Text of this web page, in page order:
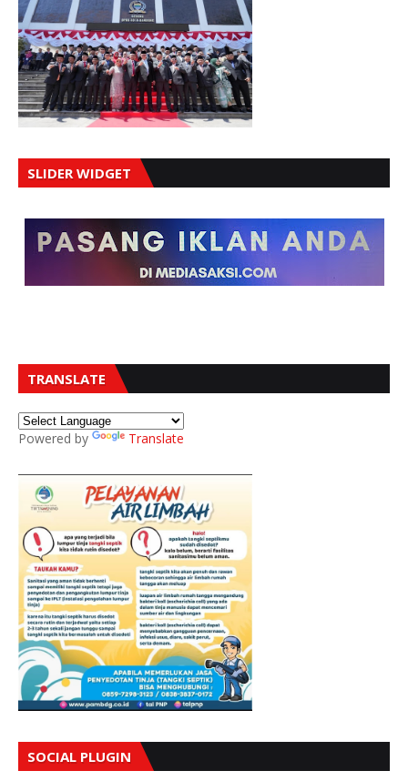
SLIDER WIDGET
TRANSLATE
Powered by Translate
SOCIAL PLUGIN